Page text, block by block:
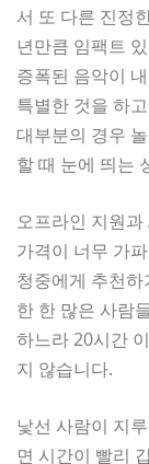
서 또 다른 진정
년만큼 임팩트
증폭된 음악이
특별한 것을 하
대부분의 경우
할 때 눈에 띄는
오프라인 지원
가격이 너무 가
청중에게 추천
한 한 많은 사람
하느라 20시간
지 않습니다.
낯선 사람이 지
면 시간이 빨리